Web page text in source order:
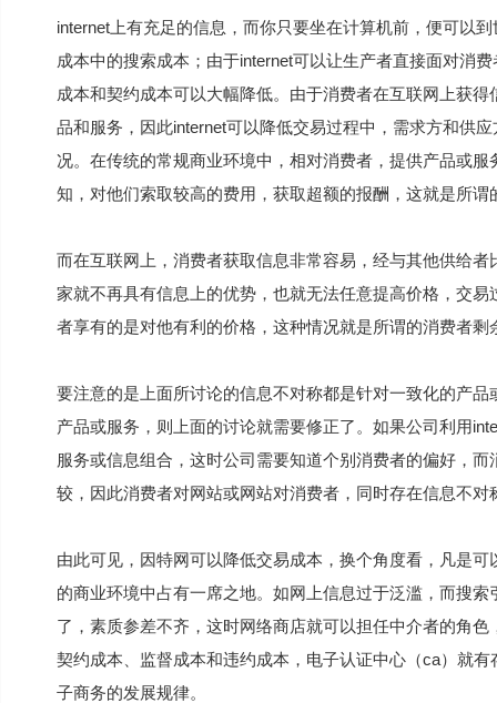
internet上有充足的信息，而你只要坐在计算机前，便可以
成本中的搜索成本；由于internet可以让生产者直接面对消
成本和契约成本可以大幅降低。由于消费者在互联网上获
品和服务，因此internet可以降低交易过程中，需求方和供
况。在传统的常规商业环境中，相对消费者，提供产品或
知，对他们索取较高的费用，获取超额的报酬，这就是所谓
而在互联网上，消费者获取信息非常容易，经与其他供给
家就不再具有信息上的优势，也就无法任意提高价格，交
者享有的是对他有利的价格，这种情况就是所谓的消费者剩
要注意的是上面所讨论的信息不对称都是针对一致化的产
产品或服务，则上面的讨论就需要修正了。如果公司利用
服务或信息组合，这时公司需要知道个别消费者的偏好，
较，因此消费者对网站或网站对消费者，同时存在信息不对
由此可见，因特网可以降低交易成本，换个角度看，凡是
的商业环境中占有一席之地。如网上信息过于泛滥，而搜
了，素质参差不齐，这时网络商店就可以担任中介者的角
契约成本、监督成本和违约成本，电子认证中心（ca）就
子商务的发展规律。